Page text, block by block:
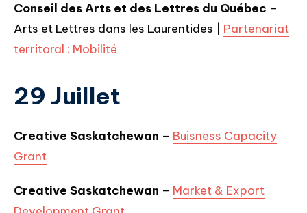
Conseil des Arts et des Lettres du Québec –
Arts et Lettres dans les Laurentides | Partenariat
territoral : Mobilité
29 Juillet
Creative Saskatchewan – Buisness Capacity
Grant
Creative Saskatchewan – Market & Export